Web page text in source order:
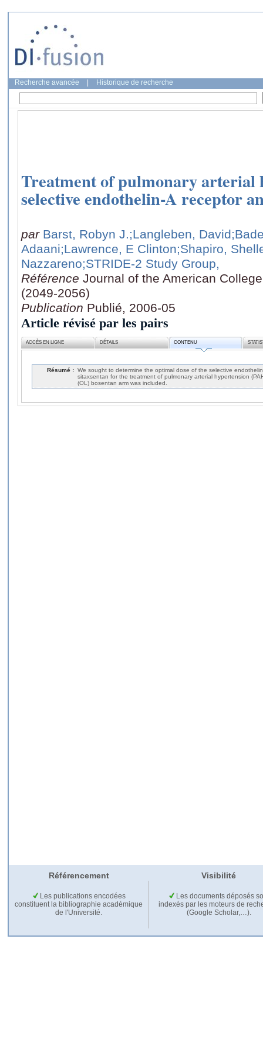
Recherche avancée Historique de recherche
Treatment of pulmonary arterial
selective endothelin-A receptor
par Barst, Robyn J.;Langleben, David
Adaani;Lawrence, E Clinton;Shapiro,
Nazzareno;STRIDE-2 Study Group,
Référence Journal of the American
(2049-2056)
Publication Publié, 2006-05
Article révisé par les pairs
ACCÈS EN LIGNE DÉTAILS CONTENU
Résumé : We sought to determine the optimal dose of the selective
sitaxsentan for the treatment of pulmonary arterial hypertension
(OL) bosentan arm was included.
Référencement Visibilité
Les publications encodées
constituent la bibliographie académique
de l'Université.
Les documents déposés
indexés par les moteurs de
(Google Scholar,…).